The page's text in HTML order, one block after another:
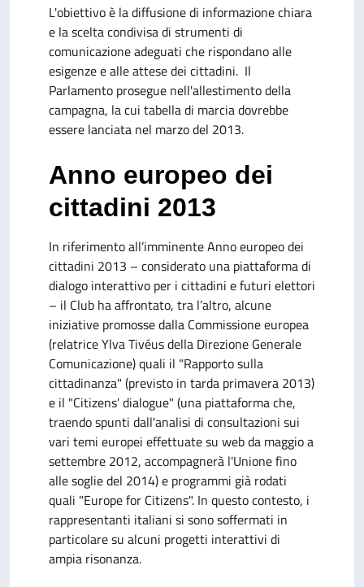
L'obiettivo è la diffusione di informazione chiara
e la scelta condivisa di strumenti di
comunicazione adeguati che rispondano alle
esigenze e alle attese dei cittadini. Il
Parlamento prosegue nell'allestimento della
campagna, la cui tabella di marcia dovrebbe
essere lanciata nel marzo del 2013.
Anno europeo dei
cittadini 2013
In riferimento all’imminente Anno europeo dei
cittadini 2013 – considerato una piattaforma di
dialogo interattivo per i cittadini e futuri elettori
– il Club ha affrontato, tra l’altro, alcune
iniziative promosse dalla Commissione europea
(relatrice Ylva Tivéus della Direzione Generale
Comunicazione) quali il "Rapporto sulla
cittadinanza" (previsto in tarda primavera 2013)
e il "Citizens' dialogue" (una piattaforma che,
traendo spunti dall'analisi di consultazioni sui
vari temi europei effettuate su web da maggio a
settembre 2012, accompagnerà l'Unione fino
alle soglie del 2014) e programmi già rodati
quali "Europe for Citizens". In questo contesto, i
rappresentanti italiani si sono soffermati in
particolare su alcuni progetti interattivi di
ampia risonanza.